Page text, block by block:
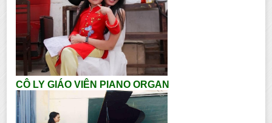
CÔ LY GIÁO VIÊN PIANO ORGAN